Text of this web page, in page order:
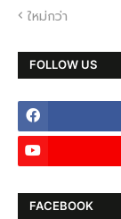
ใหม่กว่า
FOLLOW US
FACEBOOK